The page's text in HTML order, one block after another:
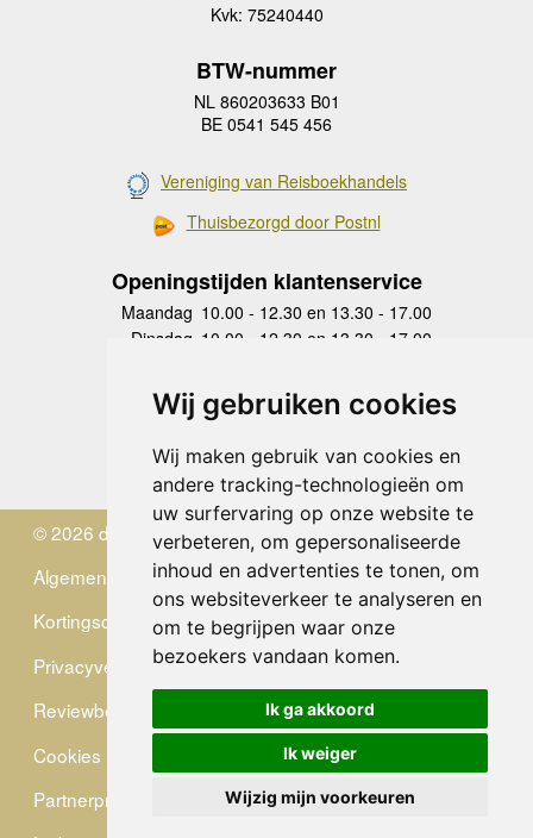
Wij gebruiken cookies
Wij maken gebruik van cookies en
andere tracking-technologieën om
uw surfervaring op onze website te
verbeteren, om gepersonaliseerde
inhoud en advertenties te tonen, om
ons websiteverkeer te analyseren en
om te begrijpen waar onze
bezoekers vandaan komen.
Ik ga akkoord
Ik weiger
Wijzig mijn voorkeuren
Kvk: 75240440
BTW-nummer
NL 860203633 B01
BE 0541 545 456
Vereniging van Reisboekhandels
Thuisbezorgd door Postnl
Openingstijden klantenservice
Maandag 10.00 - 12.30 en 13.30 - 17.00
Dinsdag 10.00 - 12.30 en 13.30 - 17.00
Donderdag
10.00 - 12.30 en 13.30 - 17.00
Vrijdag 10.00 - 12.30 en 13.30 - 17.00
Zaterdag
gesloten
Zondag gesloten
© 2026 de Zwerver
Algemene Voorwaarden
Kortingscode
Privacyverklaring
Reviewbeleid
Cookies
Partnerprogramma